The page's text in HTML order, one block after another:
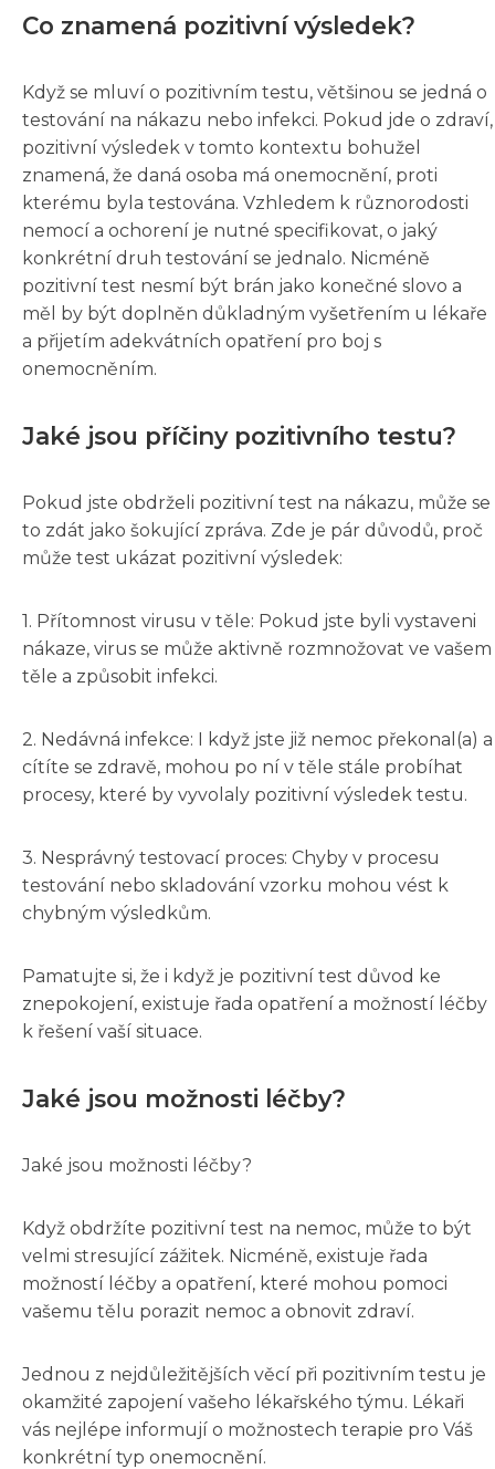
Co znamená pozitivní výsledek?
Když se mluví o pozitivním testu, většinou se jedná o
testování na nákazu nebo infekci. Pokud jde o zdraví,
pozitivní výsledek v tomto kontextu bohužel
znamená, že daná osoba má onemocnění, proti
kterému byla testována. Vzhledem k různorodosti
nemocí a ochorení je nutné specifikovat, o jaký
konkrétní druh testování se jednalo. Nicméně
pozitivní test nesmí být brán jako konečné slovo a
měl by být doplněn důkladným vyšetřením u lékaře
a přijetím adekvátních opatření pro boj s
onemocněním.
Jaké jsou příčiny pozitivního testu?
Pokud jste obdrželi pozitivní test na nákazu, může se
to zdát jako šokující zpráva. Zde je pár důvodů, proč
může test ukázat pozitivní výsledek:
1. Přítomnost virusu v těle: Pokud jste byli vystaveni
nákaze, virus se může aktivně rozmnožovat ve vašem
těle a způsobit infekci.
2. Nedávná infekce: I když jste již nemoc překonal(a) a
cítíte se zdravě, mohou po ní v těle stále probíhat
procesy, které by vyvolaly pozitivní výsledek testu.
3. Nesprávný testovací proces: Chyby v procesu
testování nebo skladování vzorku mohou vést k
chybným výsledkům.
Pamatujte si, že i když je pozitivní test důvod ke
znepokojení, existuje řada opatření a možností léčby
k řešení vaší situace.
Jaké jsou možnosti léčby?
Jaké jsou možnosti léčby?
Když obdržíte pozitivní test na nemoc, může to být
velmi stresující zážitek. Nicméně, existuje řada
možností léčby a opatření, které mohou pomoci
vašemu tělu porazit nemoc a obnovit zdraví.
Jednou z nejdůležitějších věcí při pozitivním testu je
okamžité zapojení vašeho lékařského týmu. Lékaři
vás nejlépe informují o možnostech terapie pro Váš
konkrétní typ onemocnění.